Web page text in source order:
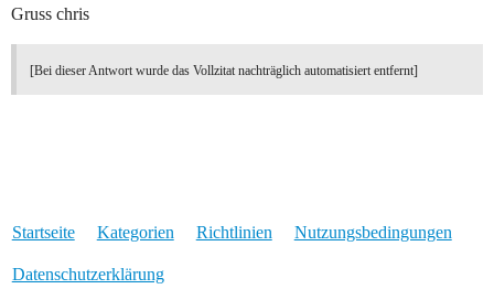
Gruss chris
[Bei dieser Antwort wurde das Vollzitat nachträglich automatisiert entfernt]
Startseite Kategorien Richtlinien Nutzungsbedingungen
Datenschutzerklärung